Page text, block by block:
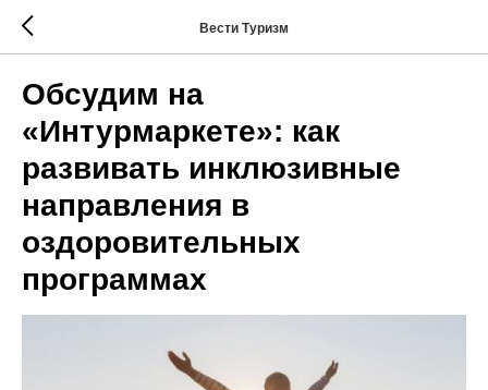
Вести Туризм
Обсудим на
«Интурмаркете»: как
развивать инклюзивные
направления в
оздоровительных
программах